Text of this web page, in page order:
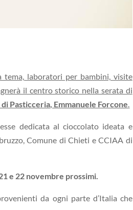
laboratori per bambini, visite
il centro storico nella serata di
Pasticceria, Emmanuele Forcone.
dedicata al cioccolato ideata e
Comune di Chieti e CCIAA di
e 22 novembre prossimi.
da ogni parte d’Italia che